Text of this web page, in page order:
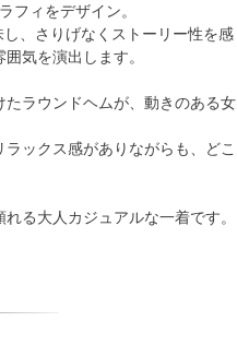
フィをデザイン。
し、さりげなくストーリー性を感
気を演出します。
ラウンドヘムが、動きのある女
ックス感がありながらも、どこ
る大人カジュアルな一着です。